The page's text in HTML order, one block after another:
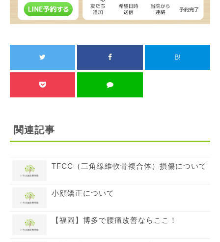
B!
関連記事
TFCC（三角線維軟骨複合体）損傷について
小顔矯正について
【福岡】博多で腰痛改善ならここ！